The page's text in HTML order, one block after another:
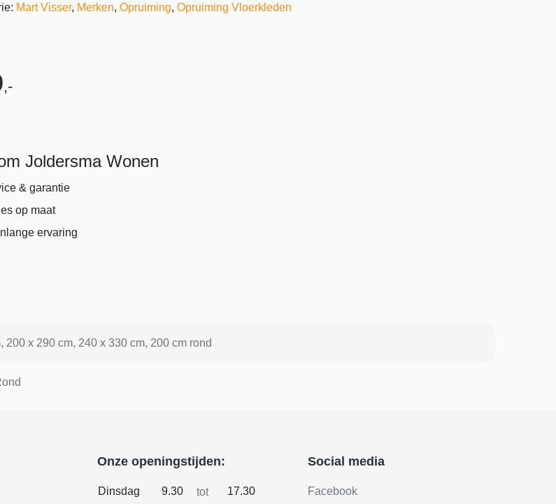
Mart Visser, Merken, Opruiming, Opruiming Vloerkleden
,-
Joldersma Wonen
& garantie
op maat
ervaring
200 x 290 cm, 240 x 330 cm, 200 cm rond
Onze openingstijden:
Dinsdag 9.30 tot 17.30
Social media
Facebook